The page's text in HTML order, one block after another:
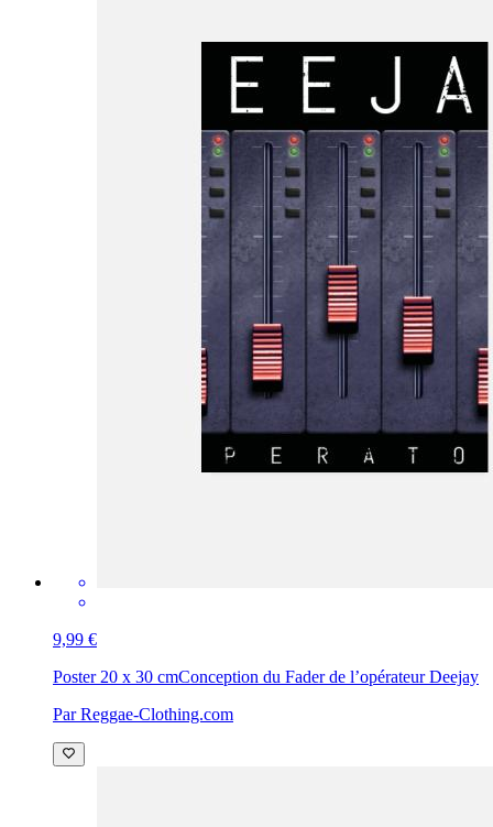
9,99 €
Poster 20 x 30 cmConception du Fader de l’opérateur Deejay
Par Reggae-Clothing.com